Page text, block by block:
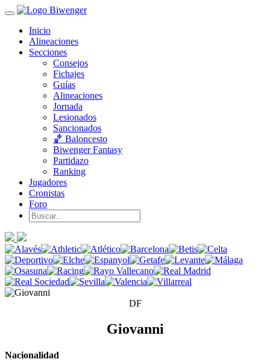
Inicio
Alineaciones
Secciones
Consejos
Fichajes
Guías
Alineaciones
Jornada
Lesionados
Sancionados
🏀 Baloncesto
Biwenger Fantasy
Partidazo
Ranking
Jugadores
Cronistas
Foro
DF
Giovanni
Nacionalidad